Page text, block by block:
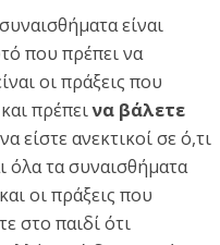
είναι
που πρέπει να
οι πράξεις που
πρέπεινα βάλετε
είστε ανεκτικοί σε ό,τι
όλα τα συναισθήματα
οι πράξεις που
στο παιδί ότι